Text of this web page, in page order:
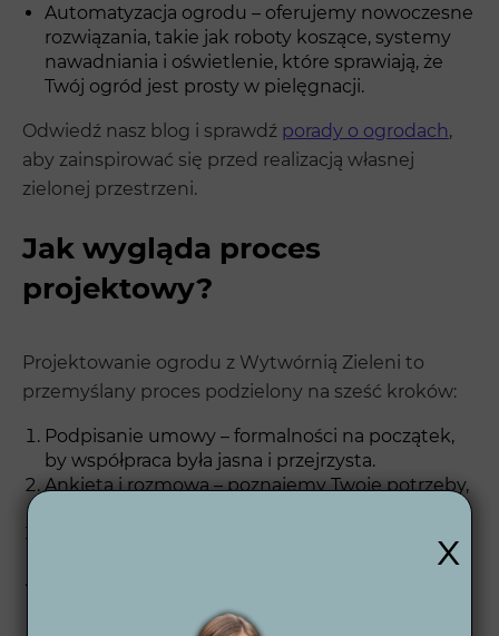
Automatyzacja ogrodu – oferujemy nowoczesne
rozwiązania, takie jak roboty koszące, systemy
nawadniania i oświetlenie, które sprawiają, że
Twój ogród jest prosty w pielęgnacji.
Odwiedź nasz blog i sprawdź porady o ogrodach,
aby zainspirować się przed realizacją własnej
zielonej przestrzeni.
Jak wygląda proces
projektowy?
Projektowanie ogrodu z Wytwórnią Zieleni to
przemyślany proces podzielony na sześć kroków:
Podpisanie umowy – formalności na początek,
by współpraca była jasna i przejrzysta.
Ankieta i rozmowa – poznajemy Twoje potrzeby,
ogrodu jeszcze przed rozpoczęciem prac.
x